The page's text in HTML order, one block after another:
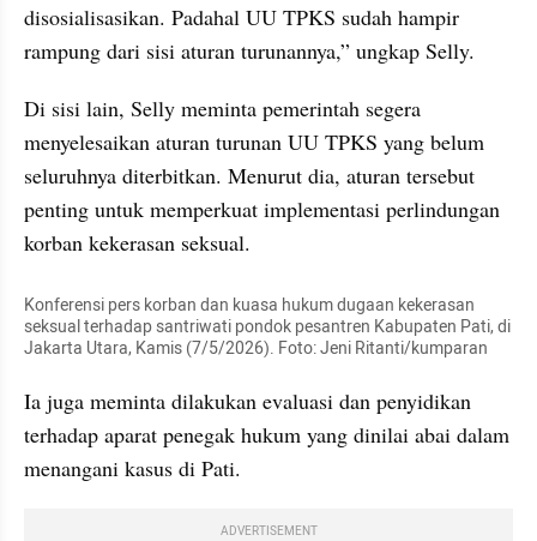
disosialisasikan. Padahal UU TPKS sudah hampir
rampung dari sisi aturan turunannya,” ungkap Selly.
Di sisi lain, Selly meminta pemerintah segera
menyelesaikan aturan turunan UU TPKS yang belum
seluruhnya diterbitkan. Menurut dia, aturan tersebut
penting untuk memperkuat implementasi perlindungan
korban kekerasan seksual.
Konferensi pers korban dan kuasa hukum dugaan kekerasan
seksual terhadap santriwati pondok pesantren Kabupaten Pati, di
Jakarta Utara, Kamis (7/5/2026). Foto: Jeni Ritanti/kumparan
Ia juga meminta dilakukan evaluasi dan penyidikan
terhadap aparat penegak hukum yang dinilai abai dalam
menangani kasus di Pati.
ADVERTISEMENT